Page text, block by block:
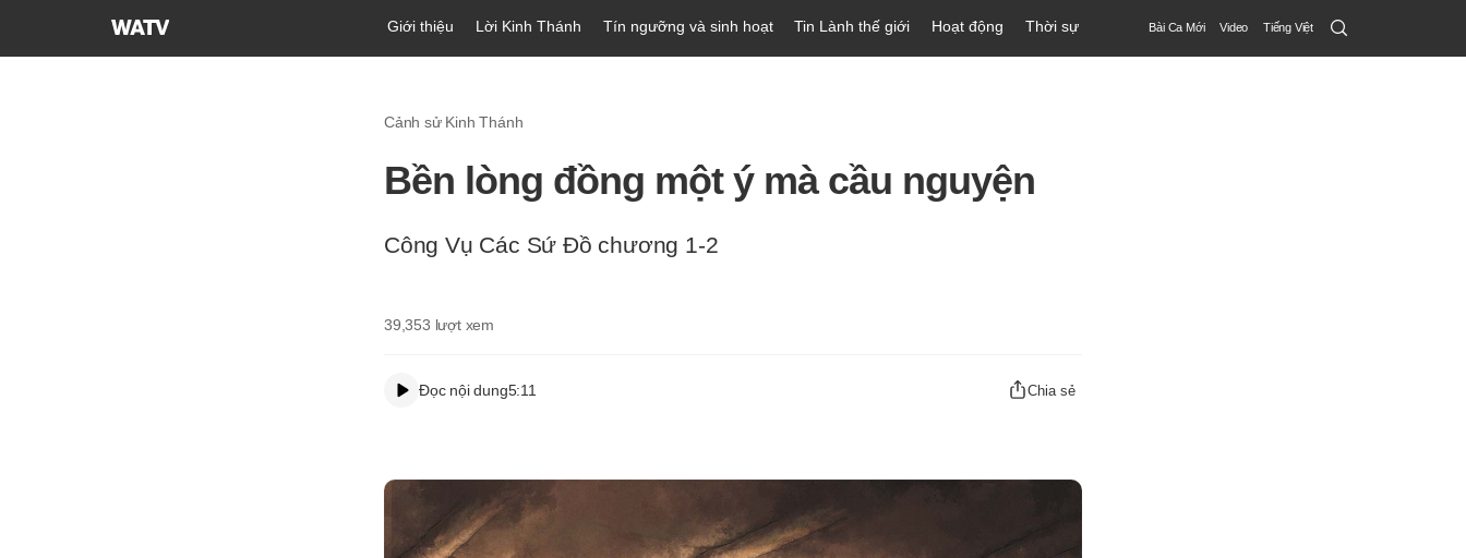
Hội
Giới thiệu Lời Kinh Thánh Tín ngưỡng và sinh hoạt Tin Lành thế giới Hoạt động Thời sự Bài Ca Mới Video Tiếng Việt Search
Submit
Cảnh sử Kinh Thánh
Bền lòng đồng một ý mà cầu nguyện
Công Vụ Các Sứ Đồ chương 1-2
39,353 lượt xem
Đọc nội dung5:11 Chia sẻ